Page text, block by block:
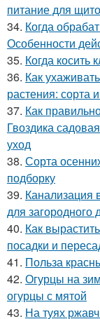
питание для
34. Когда
Особенности
35. Когда косить
36. Как
растения: сорта
37. Как
Гвоздика
уход
38. Сорта
подборку
39. Канализация
для загородного
40. Как
посадки и
41. Польза
42. Огурцы на
огурцы с мятой
43. На туях